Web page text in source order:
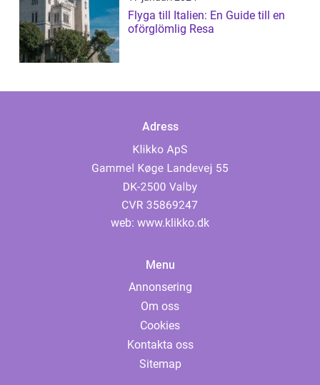
Flyga till Italien: En Guide till en
oförglömlig Resa
Adress
web: www.klikko.dk
Menu
Annonsering
Om oss
Cookies
Kontakta oss
Sitemap